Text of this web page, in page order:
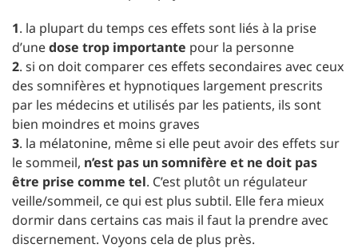
1. la plupart du temps ces effets sont liés à la prise
d’unedose trop importante pour la personne
2. si on doit comparer ces effets secondaires avec ceux
des somnifères et hypnotiques largement prescrits
par les médecins et utilisés par les patients, ils sont
bien moindres et moins graves
3. la mélatonine, même si elle peut avoir des effets sur
le sommeil, n’est pas un somnifère et ne doit pas
être prise comme tel. C’est plutôt un régulateur
veille/sommeil, ce qui est plus subtil. Elle fera mieux
dormir dans certains cas mais il faut la prendre avec
discernement. Voyons cela de plus près.